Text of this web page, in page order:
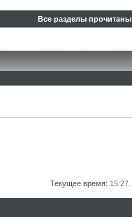
Все разделы прочитаны
Текущее время: 15:27